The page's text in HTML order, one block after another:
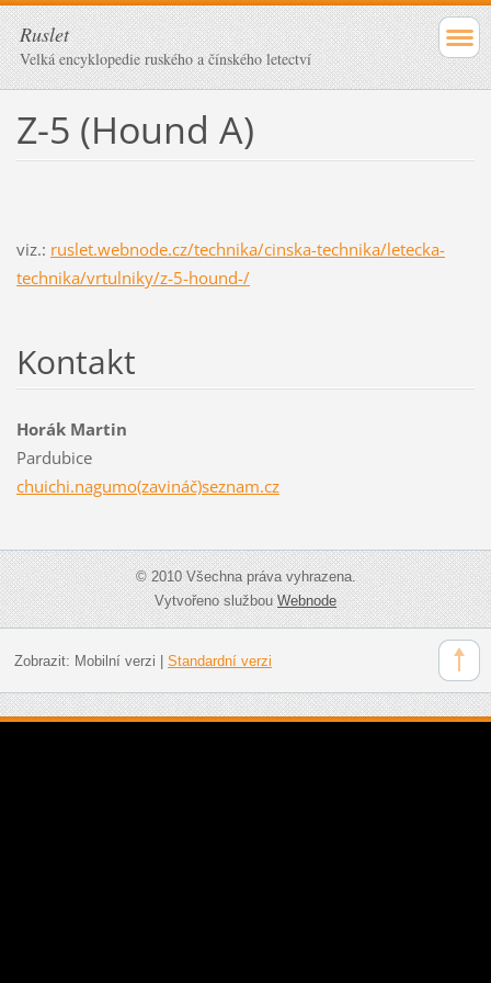
Ruslet
Velká encyklopedie ruského a čínského letectví
Z-5 (Hound A)
viz.: ruslet.webnode.cz/technika/cinska-technika/letecka-
technika/vrtulniky/z-5-hound-/
Kontakt
Horák Martin
Pardubice
chuichi.nagumo(zavináč)seznam.cz
© 2010 Všechna práva vyhrazena.
Vytvořeno službouWebnode
Zobrazit: Mobilní verzi Standardní verzi